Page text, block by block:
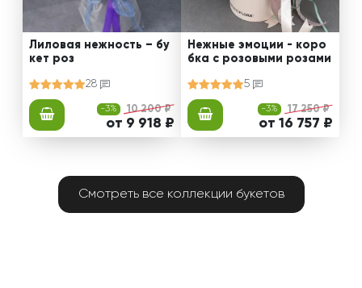
Лиловая нежность – бу
кет роз
28
-3% 10 200 ₽
от 9 918 ₽
Нежные эмоции - коро
бка с розовыми розами
5
-3% 17 250 ₽
от 16 757 ₽
Смотреть все коллекции букетов